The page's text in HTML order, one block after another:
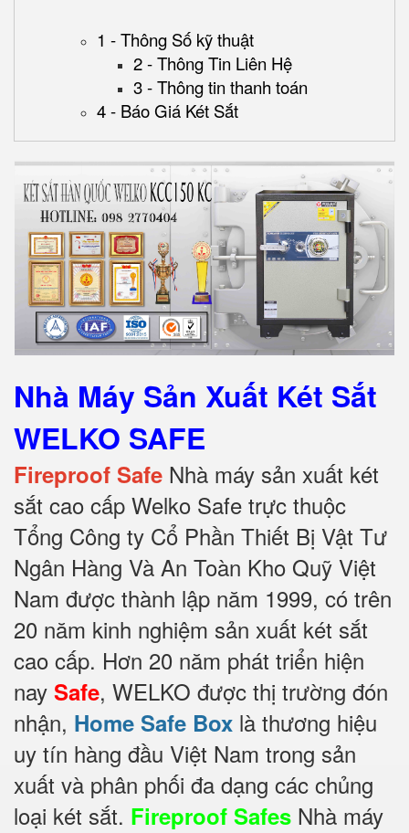
1 - Thông Số kỹ thuật
2 - Thông Tin Liên Hệ
3 - Thông tin thanh toán
4 - Báo Giá Két Sắt
Nhà Máy Sản Xuất Két Sắt
WELKO SAFE
Fireproof Safe Nhà máy sản xuất két
sắt cao cấp Welko Safe trực thuộc
Tổng Công ty Cổ Phần Thiết Bị Vật Tư
Ngân Hàng Và An Toàn Kho Quỹ Việt
Nam được thành lập năm 1999, có trên
20 năm kinh nghiệm sản xuất két sắt
cao cấp. Hơn 20 năm phát triển hiện
nay Safe, WELKO được thị trường đón
nhận, Home Safe Box là thương hiệu
uy tín hàng đầu Việt Nam trong sản
xuất và phân phối đa dạng các chủng
loại két sắt. Fireproof Safes Nhà máy